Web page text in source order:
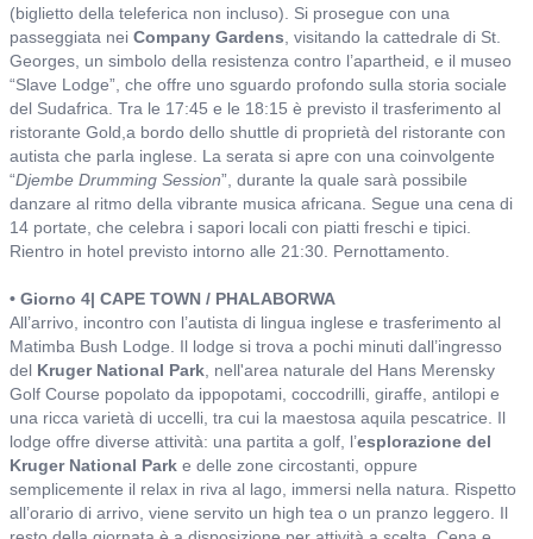
(biglietto della teleferica non incluso). Si prosegue con una
passeggiata nei Company Gardens , visitando la cattedrale di St.
Georges, un simbolo della resistenza contro l’apartheid, e il museo
“Slave Lodge”, che offre uno sguardo profondo sulla storia sociale
del Sudafrica. Tra le 17:45 e le 18:15 è previsto il trasferimento al
ristorante Gold,a bordo dello shuttle di proprietà del ristorante con
autista che parla inglese. La serata si apre con una coinvolgente
“Djembe Drumming Session”, durante la quale sarà possibile
danzare al ritmo della vibrante musica africana. Segue una cena di
14 portate, che celebra i sapori locali con piatti freschi e tipici.
Rientro in hotel previsto intorno alle 21:30. Pernottamento.
• Giorno 4| CAPE TOWN / PHALABORWA
All’arrivo, incontro con l’autista di lingua inglese e trasferimento al
Matimba Bush Lodge. Il lodge si trova a pochi minuti dall’ingresso
del Kruger National Park , nell'area naturale del Hans Merensky
Golf Course popolato da ippopotami, coccodrilli, giraffe, antilopi e
una ricca varietà di uccelli, tra cui la maestosa aquila pescatrice. Il
lodge offre diverse attività: una partita a golf, l’esplorazione del
Kruger National Park e delle zone circostanti, oppure
semplicemente il relax in riva al lago, immersi nella natura. Rispetto
all’orario di arrivo, viene servito un high tea o un pranzo leggero. Il